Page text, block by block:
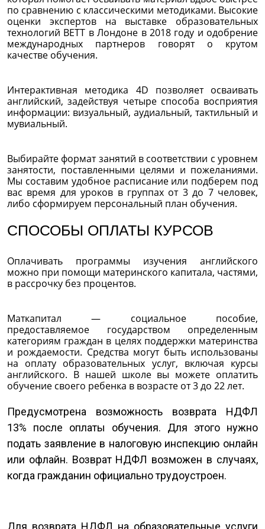
по сравнению с классическими методиками. Высокие
оценки экспертов на выставке образовательных
технологий BETT в Лондоне в 2018 году и одобрение
международных партнеров говорят о крутом
качестве обучения.
Интерактивная методика 4D позволяет осваивать
английский, задействуя четыре способа восприятия
информации: визуальный, аудиальный, тактильный и
мувиальный.
Выбирайте формат занятий в соответствии с уровнем
занятости, поставленными целями и пожеланиями.
Мы составим удобное расписание или подберем под
вас время для уроков в группах от 3 до 7 человек,
либо сформируем персональный план обучения.
СПОСОБЫ ОПЛАТЫ КУРСОВ
Оплачивать программы изучения английского
можно при помощи материнского капитала, частями,
в рассрочку без процентов.
Маткапитал — социальное пособие,
предоставляемое государством определенным
категориям граждан в целях поддержки материнства
и рождаемости. Средства могут быть использованы
на оплату образовательных услуг, включая курсы
английского. В нашей школе вы можете оплатить
обучение своего ребенка в возрасте от 3 до 22 лет.
Предусмотрена возможность возврата НДФЛ
13% после оплаты обучения. Для этого нужно
подать заявление в налоговую инспекцию онлайн
или офлайн. Возврат НДФЛ возможен в случаях,
когда гражданин официально трудоустроен.
Для возврата НДФЛ на образовательные услуги